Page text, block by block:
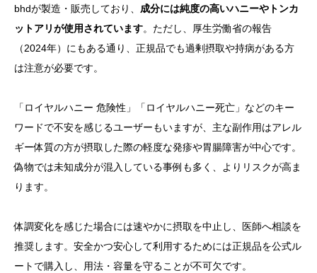
bhdが製造・販売しており、 成分には純度の高いハニーやトンカ
ットアリが使用されています。ただし、厚生労働省の報告
（2024年）にもある通り、正規品でも過剰摂取や持病がある方
は注意が必要です。
「ロイヤルハニー 危険性」「ロイヤルハニー死亡」などのキー
ワードで不安を感じるユーザーもいますが、主な副作用はアレル
ギー体質の方が摂取した際の軽度な発疹や胃腸障害が中心です。
偽物では未知成分が混入している事例も多く、よりリスクが高ま
ります。
体調変化を感じた場合には速やかに摂取を中止し、医師へ相談を
推奨します。安全かつ安心して利用するためには正規品を公式ル
ートで購入し、用法・容量を守ることが不可欠です。